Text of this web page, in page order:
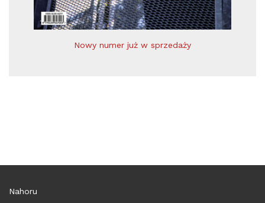
Nowy numer już w sprzedaży
Nahoru